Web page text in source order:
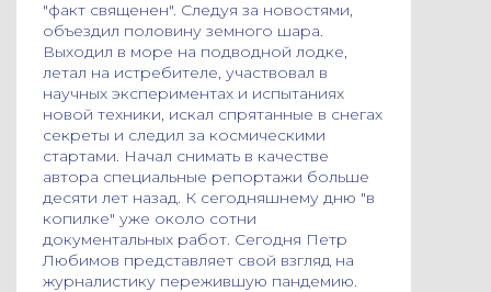
"факт священен". Следуя за новостями,
объездил половину земного шара.
Выходил в море на подводной лодке,
летал на истребителе, участвовал в
научных экспериментах и испытаниях
новой техники, искал спрятанные в снегах
секреты и следил за космическими
стартами. Начал снимать в качестве
автора специальные репортажи больше
десяти лет назад. К сегодняшнему дню "в
копилке" уже около сотни
документальных работ. Сегодня Петр
Любимов представляет свой взгляд на
журналистику пережившую пандемию.